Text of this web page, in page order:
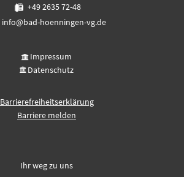
+49 2635 72-48
info@bad-hoenningen-vg.de
Impressum
Datenschutz
Barrierefreiheitserklärung
Barriere melden
Ihr weg zu uns